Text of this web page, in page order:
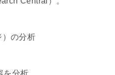
）の分析
を分析